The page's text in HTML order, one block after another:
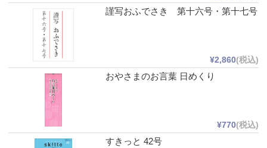
謹写おふでさき 第十六号・第十七号
¥2,860(税込)
おやさまのお言葉 日めくり
¥770(税込)
すきっと 42号